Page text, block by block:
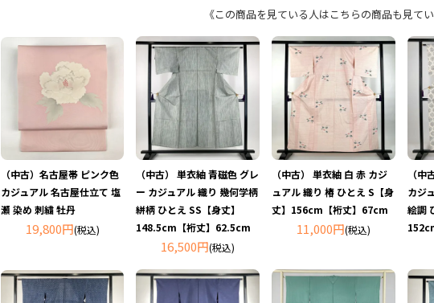
《この商品を見ている人はこちらの商品も見て
（中古）名古屋帯 ピンク色
カジュアル 名古屋仕立て 塩
瀬 染め 刺繍 牡丹
19,800円(税込)
（中古） 単衣紬 青磁色 グレ
ー カジュアル 織り 幾何学柄
絣柄 ひとえ SS【身丈】
148.5cm【裄丈】62.5cm
16,500円(税込)
（中古） 単衣紬 白 赤 カジ
ュアル 織り 椿 ひとえ S【身
丈】156cm【裄丈】67cm
11,000円(税込)
（
カジ
絵調